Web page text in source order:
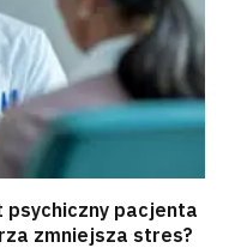
pacjenta
zmniejsza stres?